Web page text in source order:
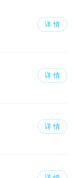
详 情
详 情
详 情